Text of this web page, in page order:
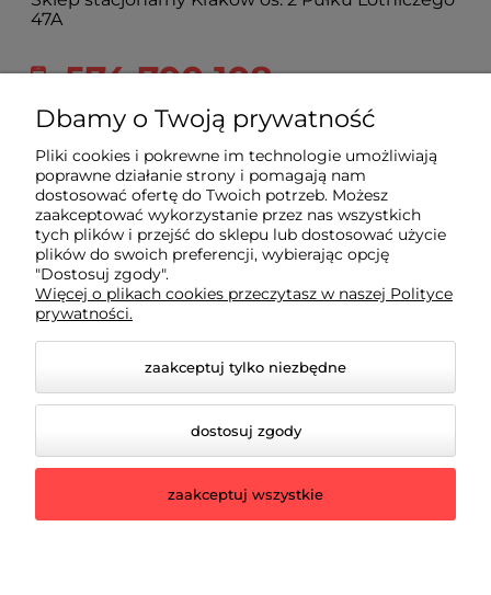
47A
574 700 108
2pulku@rowerowelove.shop
Sklep
Dla kupującego
Informacje
Dbamy o Twoją prywatność
Pliki cookies i pokrewne im technologie umożliwiają
poprawne działanie strony i pomagają nam
dostosować ofertę do Twoich potrzeb. Możesz
zaakceptować wykorzystanie przez nas wszystkich
tych plików i przejść do sklepu lub dostosować użycie
plików do swoich preferencji, wybierając opcję
"Dostosuj zgody".
Więcej o plikach cookies przeczytasz w naszej Polityce
prywatności.
zaakceptuj tylko niezbędne
dostosuj zgody
zaakceptuj wszystkie